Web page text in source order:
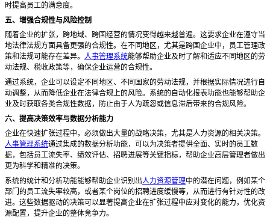
时提高员工的满意度。
五、增强合规性与风险控制
随着企业的扩张，跨地域、跨国经营的情况变得越来越普遍。这要求企业在遵守当
地法律法规方面具备更强的合规性。在不同地区，尤其是跨国企业中，员工管理政
策和法规可能存在差异。 人事管理系统能够帮助企业及时了解和适应不同地区的劳
动法规、税收政策等，确保企业运营的合规性。
通过系统，企业可以设定不同地区、不同国家的劳动法规，并根据实际情况进行自
动调整，从而降低企业在法律合规上的风险。系统的自动化报表功能也能够帮助企
业及时获取各类合规性数据，防止由于人为疏忽或信息滞后带来的合规风险。
六、提高决策效率与数据分析能力
企业在快速扩张过程中，必须做出大量的战略决策，尤其是人力资源的相关决策。
人事管理系统通过集成的数据分析功能，可以为决策者提供全面、实时的员工数
据，包括员工流失率、绩效评估、招聘进展等关键指标，帮助企业高层管理者做出
更为科学和精准的决策。
系统的统计和分析功能能够帮助企业识别出人力资源管理中的潜在问题，例如某个
部门的员工流失率较高，或者某个岗位的招聘进度缓慢等，从而进行有针对性的改
进。这些数据驱动的决策可以显著提高企业在扩张过程中应对变化的能力，优化资
源配置，提升企业的整体竞争力。